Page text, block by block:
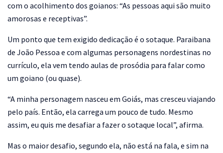
com o acolhimento dos goianos: “As pessoas aqui são muito
amorosas e receptivas”.
Um ponto que tem exigido dedicação é o sotaque. Paraibana
de João Pessoa e com algumas personagens nordestinas no
currículo, ela vem tendo aulas de prosódia para falar como
um goiano (ou quase).
“A minha personagem nasceu em Goiás, mas cresceu viajando
pelo país. Então, ela carrega um pouco de tudo. Mesmo
assim, eu quis me desafiar a fazer o sotaque local”, afirma.
Mas o maior desafio, segundo ela, não está na fala, e sim na